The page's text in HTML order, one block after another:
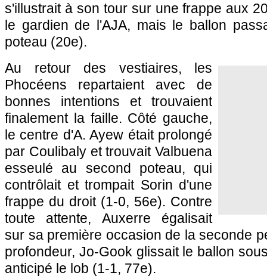
s'illustrait à son tour sur une frappe aux
le gardien de l'AJA, mais le ballon
poteau (20e).
Au retour des vestiaires, les
Phocéens repartaient avec de
bonnes intentions et trouvaient
finalement la faille. Côté gauche,
le centre d'A. Ayew était prolongé
par Coulibaly et trouvait Valbuena
esseulé au second poteau, qui
contrôlait et trompait Sorin d'une
frappe du droit (1-0, 56e). Contre
toute attente, Auxerre égalisait
sur sa première occasion de la seconde
profondeur, Jo-Gook glissait le ballon
anticipé le lob (1-1, 77e).